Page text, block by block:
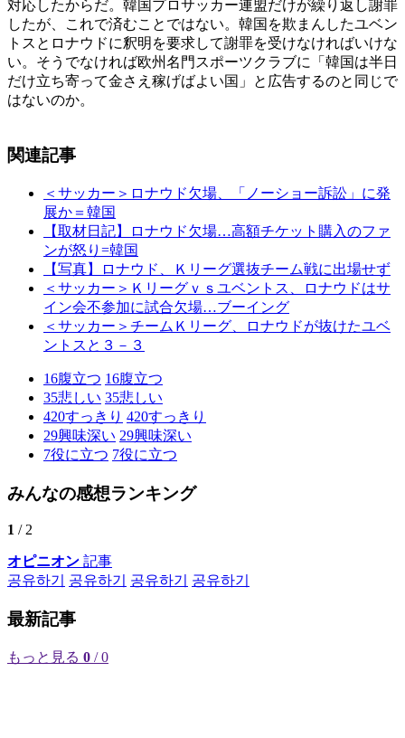
対応したからだ。韓国プロサッカー連盟だけが繰り返し謝罪
したが、これで済むことではない。韓国を欺まんしたユベン
トスとロナウドに釈明を要求して謝罪を受けなければいけな
い。そうでなければ欧州名門スポーツクラブに「韓国は半日
だけ立ち寄って金さえ稼げばよい国」と広告するのと同じで
はないのか。
関連記事
＜サッカー＞ロナウド欠場、「ノーショー訴訟」に発
展か＝韓国
【取材日記】ロナウド欠場…高額チケット購入のファ
ンが怒り=韓国
【写真】ロナウド、Ｋリーグ選抜チーム戦に出場せず
＜サッカー＞Ｋリーグｖｓユベントス、ロナウドはサ
イン会不参加に試合欠場…ブーイング
＜サッカー＞チームＫリーグ、ロナウドが抜けたユベ
ントスと３－３
16腹立つ 16腹立つ
35悲しい 35悲しい
420すっきり 420すっきり
29興味深い 29興味深い
7役に立つ 7役に立つ
みんなの感想ランキング
1 / 2
オピニオン 記事
공유하기
공유하기 공유하기 공유하기
最新記事
もっと見る 0 / 0